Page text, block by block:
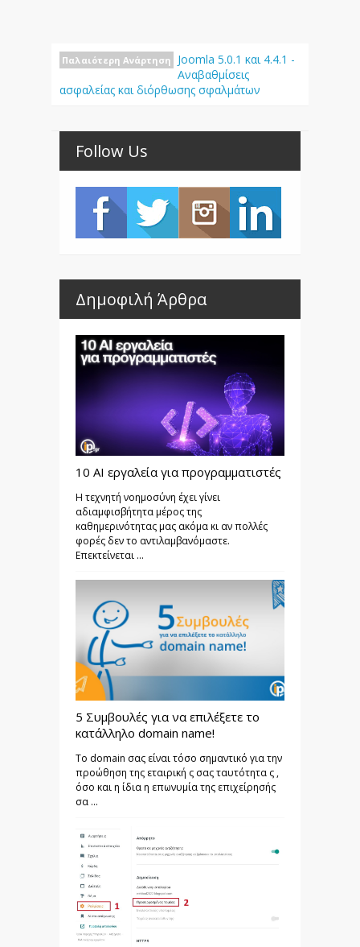
Παλαιότερη Ανάρτηση
Joomla 5.0.1 και 4.4.1 -
Αναβαθμίσεις
ασφαλείας και διόρθωσης σφαλμάτων
Follow Us
Δημοφιλή Άρθρα
10 AI εργαλεία για προγραμματιστές
Η τεχνητή νοημοσύνη έχει γίνει
αδιαμφισβήτητα μέρος της
καθημερινότητας μας ακόμα κι αν πολλές
φορές δεν το αντιλαμβανόμαστε.
Επεκτείνεται ...
5 Συμβουλές για να επιλέξετε το
κατάλληλο domain name!
Το domain σας είναι τόσο σημαντικό για την
προώθηση της εταιρική ς σας ταυτότητα ς ,
όσο και η ίδια η επωνυμία της επιχείρησής
σα ...